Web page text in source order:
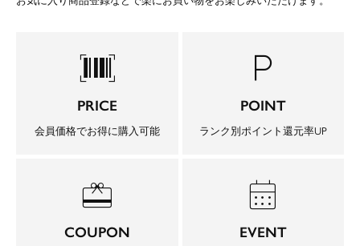
barcode_scanner
PRICE
会員価格でお得に購入可能
local_parking
POINT
ランク別ポイント還元率UP
redeem
COUPON
calendar_month
EVENT